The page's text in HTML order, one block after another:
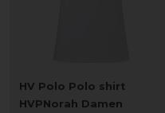
HV Polo Polo shirt
HVPNorah Damen